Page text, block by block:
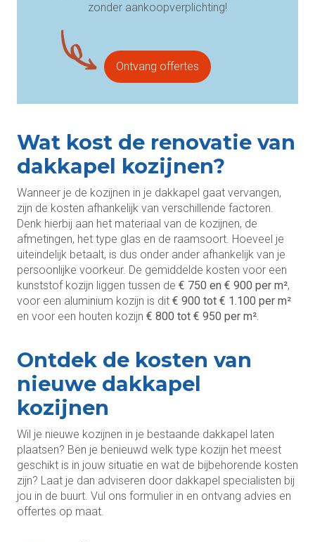
zonder aankoopverplichting!
Ontvang offertes
Wat kost de renovatie van
dakkapel kozijnen?
Wanneer je de kozijnen in je dakkapel gaat vervangen,
zijn de kosten afhankelijk van verschillende factoren.
Denk hierbij aan het materiaal van de kozijnen, de
afmetingen, het type glas en de raamsoort. Hoeveel je
uiteindelijk betaalt, is dus onder ander afhankelijk van je
persoonlijke voorkeur. De gemiddelde kosten voor een
kunststof kozijn liggen tussen de € 750 en € 900 per m²,
voor een aluminium kozijn is dit € 900 tot € 1.100 per m²
en voor een houten kozijn € 800 tot € 950 per m².
Ontdek de kosten van
nieuwe dakkapel
kozijnen
Wil je nieuwe kozijnen in je bestaande dakkapel laten
plaatsen? Ben je benieuwd welk type kozijn het meest
geschikt is in jouw situatie en wat de bijbehorende kosten
zijn? Laat je dan adviseren door dakkapel specialisten bij
jou in de buurt. Vul ons formulier in en ontvang advies en
offertes op maat.